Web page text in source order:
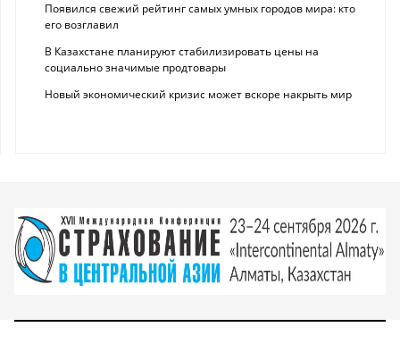
Появился свежий рейтинг самых умных городов мира: кто
его возглавил
В Казахстане планируют стабилизировать цены на
социально значимые продтовары
Новый экономический кризис может вскоре накрыть мир